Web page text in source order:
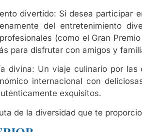
divertido: Si desea participar
del entretenimiento
(como el Gran
para disfrutar con amigos y
divina: Un viaje culinario por
internacional con
exquisitos.
de la diversidad que te